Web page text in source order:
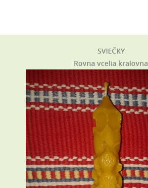
SVIEČKY
Rovna vcelia kralovna